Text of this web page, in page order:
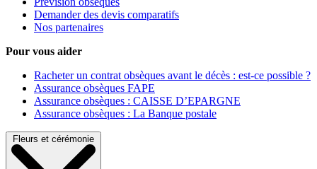
Demander des devis comparatifs
Nos partenaires
Pour vous aider
Racheter un contrat obsèques avant le décès : est-ce possible ?
Assurance obsèques FAPE
Assurance obsèques : CAISSE D’EPARGNE
Assurance obsèques : La Banque postale
Fleurs et cérémonie